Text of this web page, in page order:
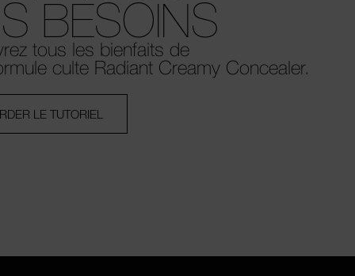
BESOINS
tous les bienfaits de
culte Radiant Creamy Concealer.
LE TUTORIEL